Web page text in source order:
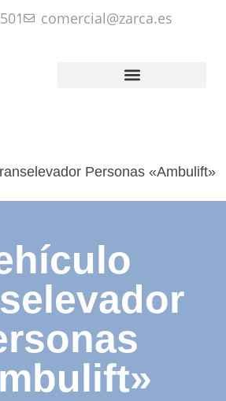
comercial@zarca.es
Personas «Ambulift»